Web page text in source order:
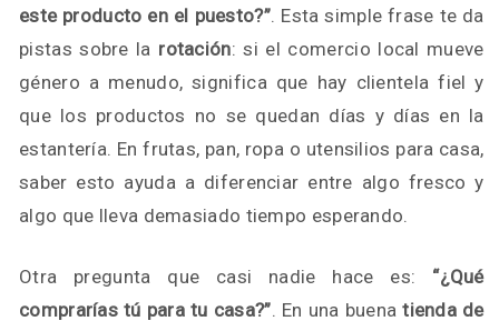
este producto en el puesto?”. Esta simple frase te da
pistas sobre la rotación: si el comercio local mueve
género a menudo, significa que hay clientela fiel y
que los productos no se quedan días y días en la
estantería. En frutas, pan, ropa o utensilios para casa,
saber esto ayuda a diferenciar entre algo fresco y
algo que lleva demasiado tiempo esperando.
Otra pregunta que casi nadie hace es: “¿Qué
comprarías tú para tu casa?”. En una buenatienda de